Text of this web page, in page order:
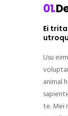
01.
Ei
Usu
animal
te. Mei